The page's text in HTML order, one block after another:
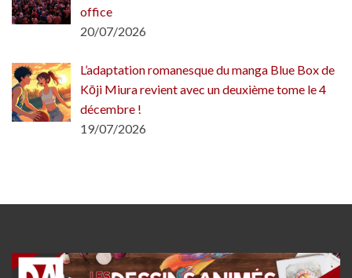
office
20/07/2026
L’adaptation romanesque du manga Blue Box de
Kōji Miura revient avec un deuxième tome le 4
décembre !
19/07/2026